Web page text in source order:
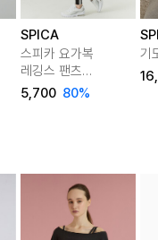
SPICA
스피카 요가복
레깅스 팬츠
SPA506
5,700 80%
기